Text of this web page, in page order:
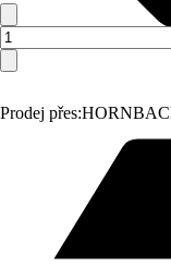
Prodej přes: